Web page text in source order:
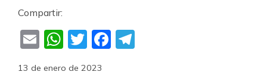
Compartir:
EmailWhatsApp
TwitterFacebook
13 de enero de 2023